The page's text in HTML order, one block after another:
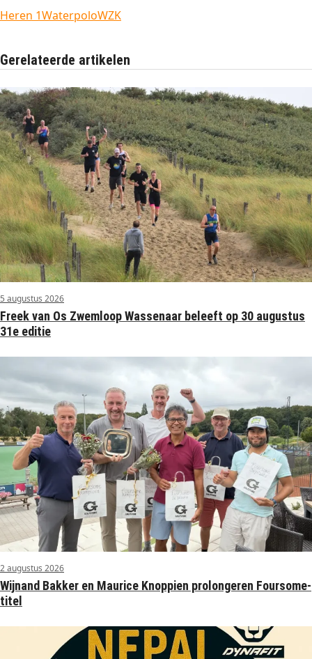
Heren 1WaterpoloWZK
Gerelateerde artikelen
5 augustus 2026
Freek van Os Zwemloop Wassenaar beleeft op 30 augustus
31e editie
2 augustus 2026
Wijnand Bakker en Maurice Knoppien prolongeren Foursome-
titel